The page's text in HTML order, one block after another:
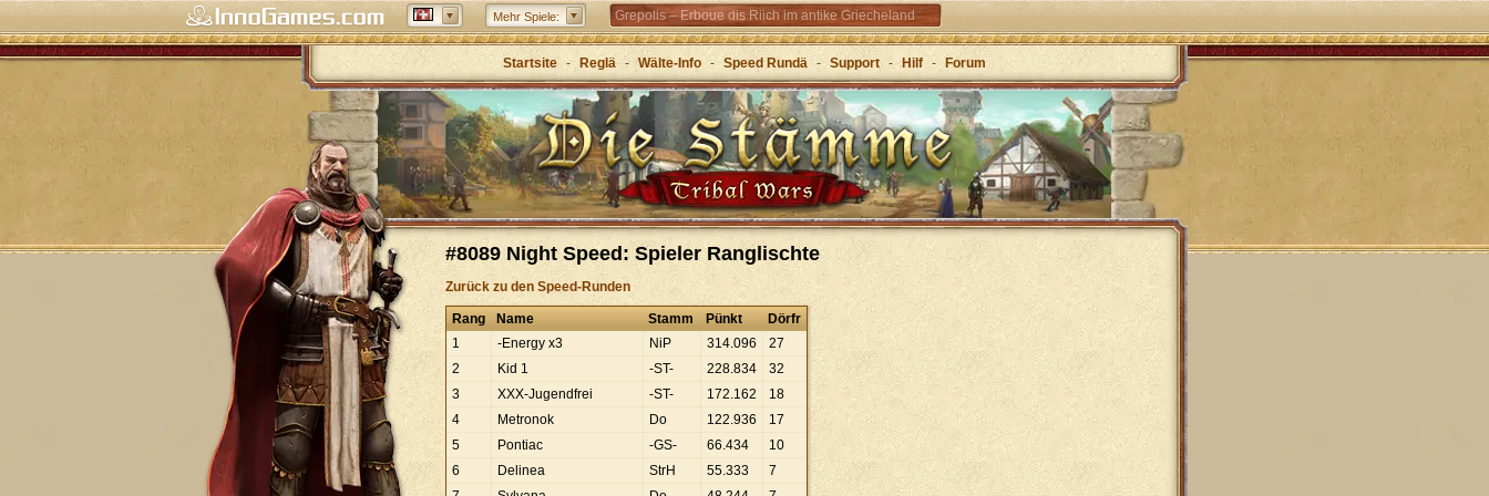
Mehr Spiele: Grepolis – Erboue dis Riich im antike Griecheland
Startsite - Reglä - Wälte-Info - Speed Rundä - Support - Hilf - Forum
#8089 Night Speed: Spieler Ranglischte
Zurück zu den Speed-Runden
Rang Name Stamm Pünkt
Dörfr
1
-Energy x3 NiP 314.096
27
2
Kid 1 -ST- 228.834
32
3
XXX-Jugendfrei -ST- 172.162
18
4
Metronok Do 122.936
17
5
Pontiac -GS- 66.434
10
6
Delinea StrH 55.333
7